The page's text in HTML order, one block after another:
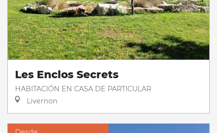
Les Enclos Secrets
HABITACIÓN EN CASA DE PARTICULAR
Livernon